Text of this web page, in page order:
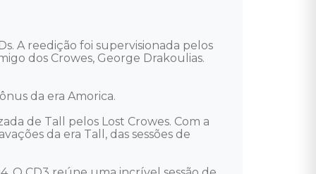
A reedição foi supervisionada pelos
dos Crowes, George Drakoulias.
da era Amorica.
de Tall pelos Lost Crowes. Com a
da era Tall, das sessões de